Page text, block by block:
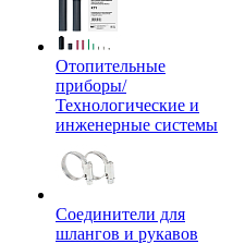
Отопительные
приборы/
Технологические и
инженерные системы
Соединители для
шлангов и рукавов